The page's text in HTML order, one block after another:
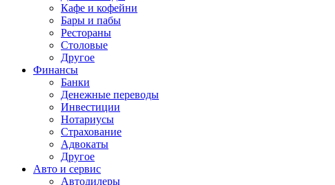
Кафе и кофейни
Бары и пабы
Рестораны
Столовые
Другое
Финансы
Банки
Денежные переводы
Инвестиции
Нотариусы
Страхование
Адвокаты
Другое
Авто и сервис
Автодилеры